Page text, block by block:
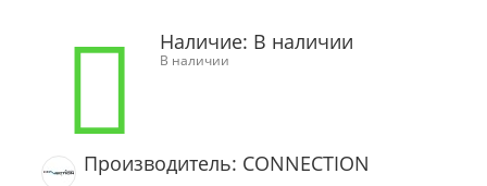
Наличие: В наличии
В наличии
Производитель: CONNECTION